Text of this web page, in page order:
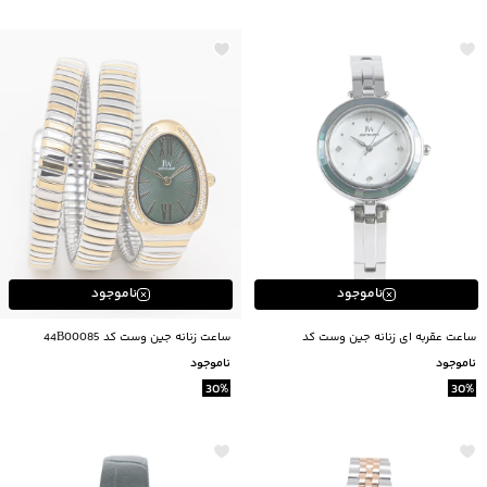
ناموجود
ساعت عقربه ای زنانه جين وست كد
51B00080
ناموجود
30%
ناموجود
ساعت زنانه جین وست کد 44B00085
ناموجود
30%